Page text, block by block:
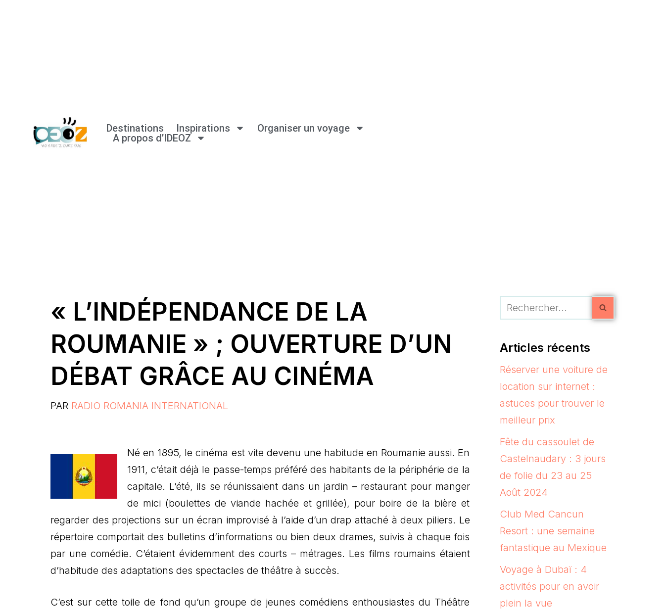
Destinations Inspirations
Organiser un voyage
A propos d’IDEOZ
« L’INDÉPENDANCE DE LA
ROUMANIE » ; OUVERTURE D’UN
DÉBAT GRÂCE AU CINÉMA
PAR RADIO ROMANIA INTERNATIONAL
Né en 1895, le cinéma est vite devenu une habitude en Roumanie aussi. En
1911, c’était déjà le passe-temps préféré des habitants de la périphérie de la
capitale. L’été, ils se réunissaient dans un jardin – restaurant pour manger
de mici (boulettes de viande hachée et grillée), pour boire de la bière et
regarder des projections sur un écran improvisé à l’aide d’un drap attaché à deux piliers. Le
répertoire comportait des bulletins d’informations ou bien deux drames, suivis à chaque fois
par une comédie. C’étaient évidemment des courts – métrages. Les films roumains étaient
d’habitude des adaptations des spectacles de théâtre à succès.
C’est sur cette toile de fond qu’un groupe de jeunes comédiens enthousiastes du Théâtre
Articles récents
Réserver une voiture de
location sur internet :
astuces pour trouver le
meilleur prix
Fête du cassoulet de
Castelnaudary : 3 jours
de folie du 23 au 25
Août 2024
Club Med Cancun
Resort : une semaine
fantastique au Mexique
Voyage à Dubaï : 4
activités pour en avoir
plein la vue